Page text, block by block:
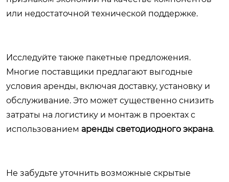
или недостаточной технической поддержке.
Исследуйте также пакетные предложения.
Многие поставщики предлагают выгодные
условия аренды, включая доставку, установку и
обслуживание. Это может существенно снизить
затраты на логистику и монтаж в проектах с
использованием аренды светодиодного экрана.
Не забудьте уточнить возможные скрытые